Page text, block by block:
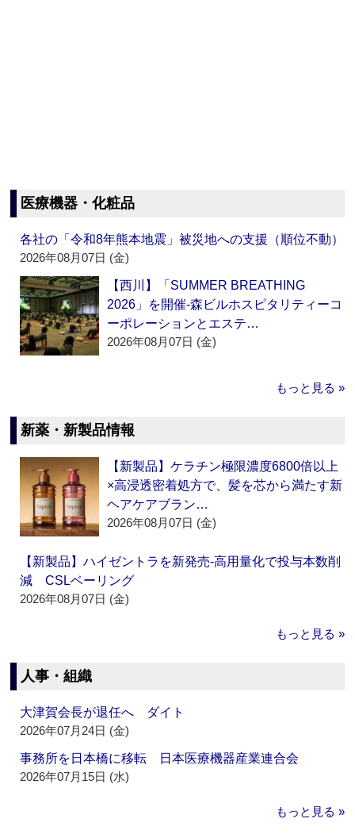
医療機器・化粧品
各社の「令和8年熊本地震」被災地への支援（順位不動）
2026年08月07日 (金)
【西川】「SUMMER BREATHING
2026」を開催‐森ビルホスピタリティーコ
ーポレーションとエステ…
2026年08月07日 (金)
もっと見る »
新薬・新製品情報
【新製品】ケラチン極限濃度6800倍以上
×高浸透密着処方で、髪を芯から満たす新
ヘアケアブラン…
2026年08月07日 (金)
【新製品】ハイゼントラを新発売‐高用量化で投与本数削
減 CSLベーリング
2026年08月07日 (金)
もっと見る »
人事・組織
大津賀会長が退任へ ダイト
2026年07月24日 (金)
事務所を日本橋に移転 日本医療機器産業連合会
2026年07月15日 (水)
もっと見る »